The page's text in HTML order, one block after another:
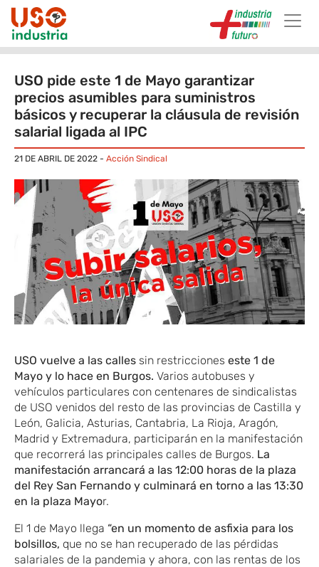
Skip to main content
USO pide este 1 de Mayo garantizar
precios asumibles para suministros
básicos y recuperar la cláusula de revisión
salarial ligada al IPC
21 DE ABRIL DE 2022 - Acción Sindical
USO vuelve a las calles sin restricciones este 1 de
Mayo y lo hace en Burgos. Varios autobuses y
vehículos particulares con centenares de sindicalistas
de USO venidos del resto de las provincias de Castilla y
León, Galicia, Asturias, Cantabria, La Rioja, Aragón,
Madrid y Extremadura, participarán en la manifestación
que recorrerá las principales calles de Burgos. La
manifestación arrancará a las 12:00 horas de la plaza
del Rey San Fernando y culminará en torno a las 13:30
en la plaza Mayor.
El 1 de Mayo llega “en un momento de asfixia para los
bolsillos, que no se han recuperado de las pérdidas
salariales de la pandemia y ahora, con las rentas de los